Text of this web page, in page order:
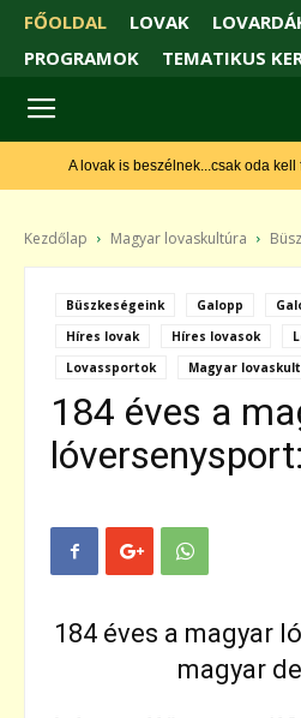
FŐOLDAL LOVAK
PROGRAMOK
TEMATIKUS
A lovak is beszélnek...csak oda kell
Kezdőlap Magyar lovaskultúra
Büszkeségeink Galopp
Híres lovak
Híres lovasok
Lovassportok
Magyar
184 éves a
184 éves a magyar
magyar